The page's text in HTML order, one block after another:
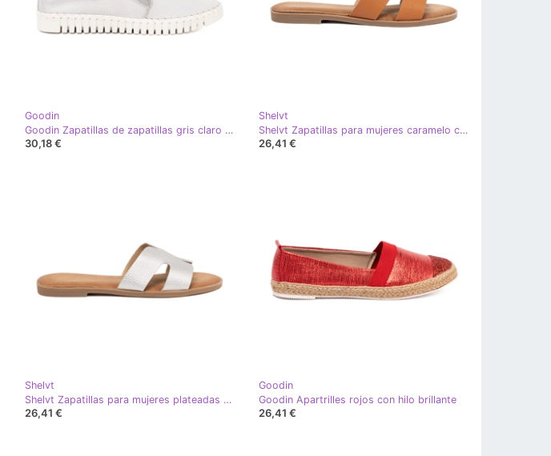
Goodin
Goodin Zapatillas de zapatillas gris claro con inserciones flexibles
30,18 €
Shelvt
Shelvt Zapatillas para mujeres caramelo con recortes
26,41 €
Shelvt
Shelvt Zapatillas para mujeres plateadas con recortes plata
26,41 €
Goodin
Goodin Apartrilles rojos con hilo brillante
26,41 €